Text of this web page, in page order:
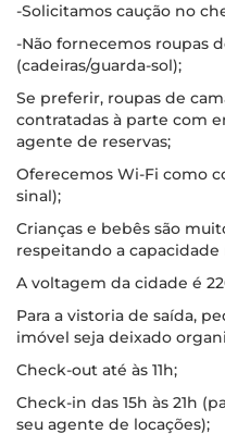
-Solicitamos caução no
-Não fornecemos roupas
(cadeiras/guarda-sol);
Se preferir, roupas de
contratadas à parte com
agente de reservas;
Oferecemos Wi-Fi como
sinal);
Crianças e bebês são
respeitando a
A voltagem da cidade é
Para a vistoria de saída,
imóvel seja deixado
Check-out até às 11h;
Check-in das 15h às 21h
seu agente de locações);